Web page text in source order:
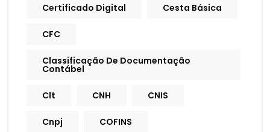
Certificado Digital Cesta Básica
CFC
Classificação De Documentação
Contábel
Clt CNH CNIS
Cnpj COFINS